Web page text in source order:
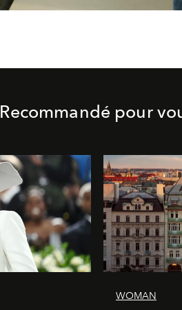
Recommandé pour
WOMAN